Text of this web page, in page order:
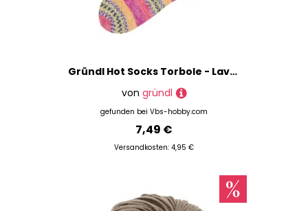
Gründl Hot Socks Torbole - Lavendel/Chili/Pflaume/Weiß/Salatgrün/Gelb
von gründl
gefunden bei Vbs-hobby.com
7,49 €
Versandkosten: 4,95 €